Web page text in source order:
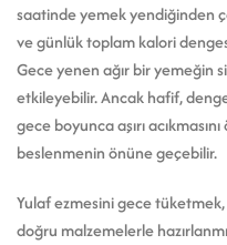
saatinde yemek yendiğinden
ve günlük toplam kalori
Gece yenen ağır bir yemeğin
etkileyebilir. Ancak hafif,
gece boyunca aşırı
beslenmenin önüne geçebilir.
Yulaf ezmesini gece
doğru malzemelerle